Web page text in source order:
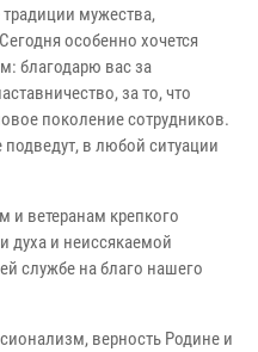
мужества,
особенно хочется
благодарю вас за
за то, что
поколение сотрудников.
в любой ситуации
и ветеранам крепкого
духа и неиссякаемой
службе на благо нашего
верность Родине и